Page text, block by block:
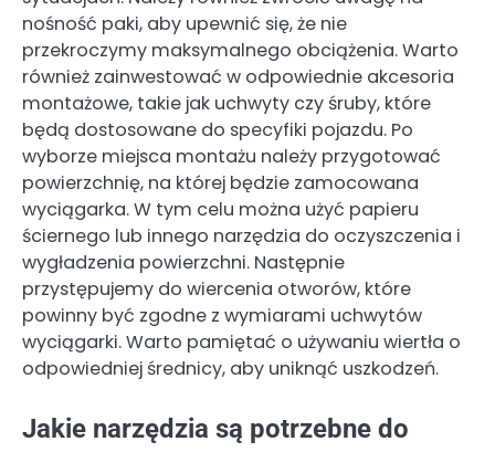
nośność paki, aby upewnić się, że nie
przekroczymy maksymalnego obciążenia. Warto
również zainwestować w odpowiednie akcesoria
montażowe, takie jak uchwyty czy śruby, które
będą dostosowane do specyfiki pojazdu. Po
wyborze miejsca montażu należy przygotować
powierzchnię, na której będzie zamocowana
wyciągarka. W tym celu można użyć papieru
ściernego lub innego narzędzia do oczyszczenia i
wygładzenia powierzchni. Następnie
przystępujemy do wiercenia otworów, które
powinny być zgodne z wymiarami uchwytów
wyciągarki. Warto pamiętać o używaniu wiertła o
odpowiedniej średnicy, aby uniknąć uszkodzeń.
Jakie narzędzia są potrzebne do